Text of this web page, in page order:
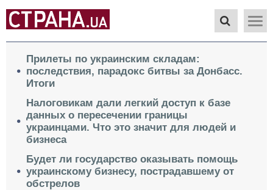
Прилеты по украинским складам:
последствия, парадокс битвы за Донбасс.
Итоги
Налоговикам дали легкий доступ к базе
данных о пересечении границы
украинцами. Что это значит для людей и
бизнеса
Будет ли государство оказывать помощь
украинскому бизнесу, пострадавшему от
обстрелов